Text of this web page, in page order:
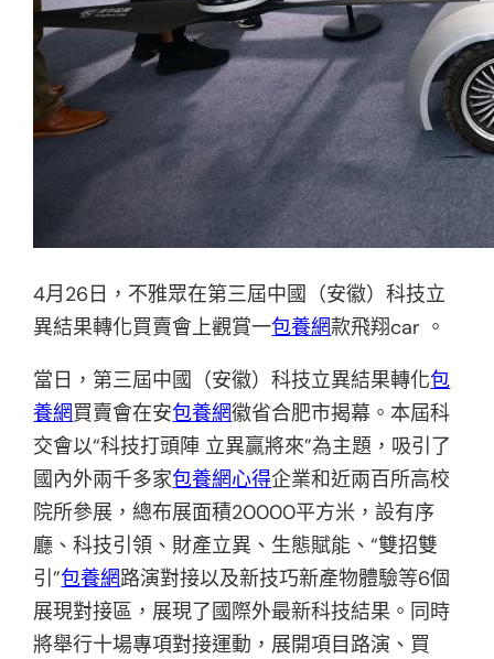
4月26日，不雅眾在第三屆中國（安徽）科技立
異結果轉化買賣會上觀賞一包養網款飛翔car 。
當日，第三屆中國（安徽）科技立異結果轉化包
養網買賣會在安包養網徽省合肥市揭幕。本屆科
交會以“科技打頭陣 立異贏將來”為主題，吸引了
國內外兩千多家包養網心得企業和近兩百所高校
院所參展，總布展面積20000平方米，設有序
廳、科技引領、財產立異、生態賦能、“雙招雙
引”包養網路演對接以及新技巧新產物體驗等6個
展現對接區，展現了國際外最新科技結果。同時
將舉行十場專項對接運動，展開項目路演、買